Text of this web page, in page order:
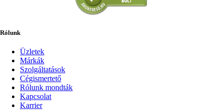
Rólunk
Üzletek
Márkák
Szolgáltatások
Cégismertető
Rólunk mondták
Kapcsolat
Karrier